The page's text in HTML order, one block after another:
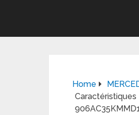
Home
Caractéristiques